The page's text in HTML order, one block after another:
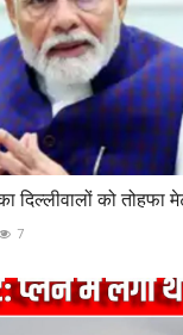
द‍िल्‍लीवालों को तोहफा
7